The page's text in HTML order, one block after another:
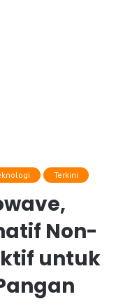
Terkini
Non-
untuk